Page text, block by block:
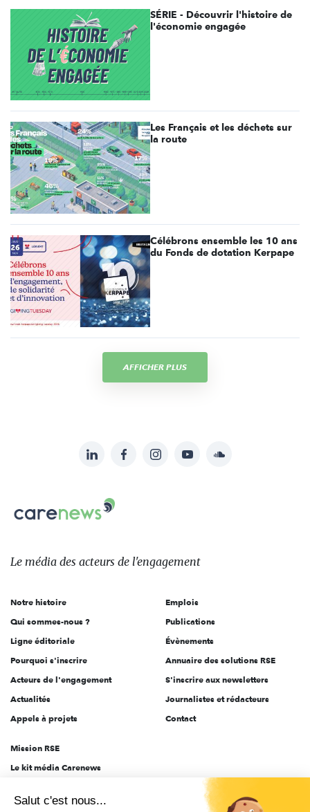
SÉRIE - Découvrir l'histoire de
l'économie engagée
Les Français et les déchets sur
la route
Célébrons ensemble les 10 ans
du Fonds de dotation Kerpape
AFFICHER PLUS
sur:
LinkedInFacebookInstagramYouTubeSoundcloud
Carenews,
Le
des
l'engagement
Le média des acteurs de l'engagement
Notre histoire
Qui sommes-nous ?
Ligne éditoriale
Pourquoi s'inscrire
Acteurs de l'engagement
Actualités
Appels à projets
Emplois
Publications
Évènements
Annuaire des solutions RSE
S'inscrire aux newsletters
Journalistes et rédacteurs
Contact
Mission RSE
Le kit média Carenews
AEF info
Salut c'est nous...